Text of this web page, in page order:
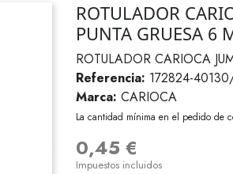
ROTULADOR
PUNTA GRUESA 6
ROTULADOR CARIOCA
Referencia: 172824-
Marca: CARIOCA
La cantidad mínima en el pedido de
0,45 €
Impuestos incluidos